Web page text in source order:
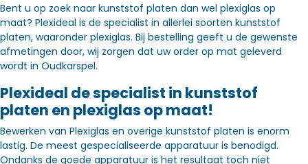
Bent u op zoek naar kunststof platen dan wel plexiglas op
maat? Plexideal is de specialist in allerlei soorten kunststof
platen, waaronder plexiglas. Bij bestelling geeft u de gewenste
afmetingen door, wij zorgen dat uw order op mat geleverd
wordt in Oudkarspel.
Plexideal de specialist in kunststof
platen en plexiglas op maat!
Bewerken van Plexiglas en overige kunststof platen is enorm
lastig. De meest gespecialiseerde apparatuur is benodigd.
Ondanks de goede apparatuur is het resultaat toch niet